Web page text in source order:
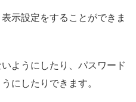
示設定をすることができま
ようにしたり、パスワード
にしたりできます。